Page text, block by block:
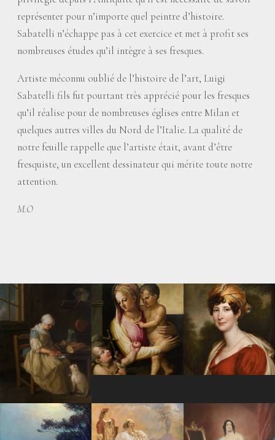
représenter pour n’importe quel peintre d’histoire.
Sabatelli n’échappe pas à cet exercice et met à profit ses
nombreuses études qu’il intègre à ses fresques.
Artiste méconnu oublié de l’histoire de l’art, Luigi
Sabatelli fils fut pourtant très apprécié pour les fresques
qu’il réalise pour de nombreuses églises entre Milan et
quelques autres villes du Nord de l’Italie. La qualité de
notre feuille rappelle que l’artiste était, avant d’être
fresquiste, un excellent dessinateur qui mérite toute notre
attention.
M.O